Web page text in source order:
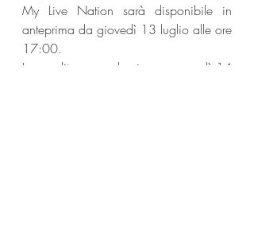
My Live Nation sarà disponibile in
anteprima da giovedì 13 luglio alle ore
17:00.
La vendita generale si apre venerdì 14